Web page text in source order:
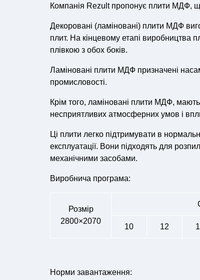
Компанія Rezult пропонує плити МДФ,
Декоровані (ламіновані) плити МДФ
плит. На кінцевому етапі виробництва
плівкою з обох боків.
Ламіновані плити МДФ призначені
промисловості.
Крім того, ламіновані плити МДФ, мають
несприятливих атмосферних умов і
Ці плити легко підтримувати в
експлуатації. Вони підходять для
механічними засобами.
Виробнича програма:
Розмір
2800×2070
10 12
Норми завантаження: